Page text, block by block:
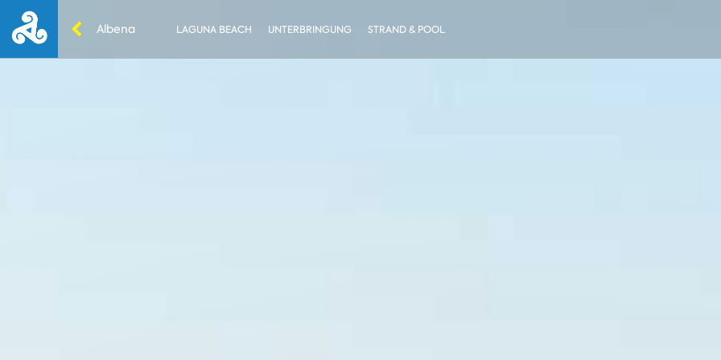
Albena LAGUNA BEACH UNTERBRINGUNG STRAND & POOL